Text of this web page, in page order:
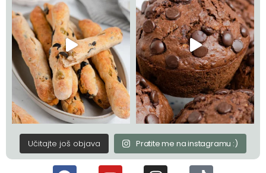
Učitajte još objava Pratite me na instagramu :)